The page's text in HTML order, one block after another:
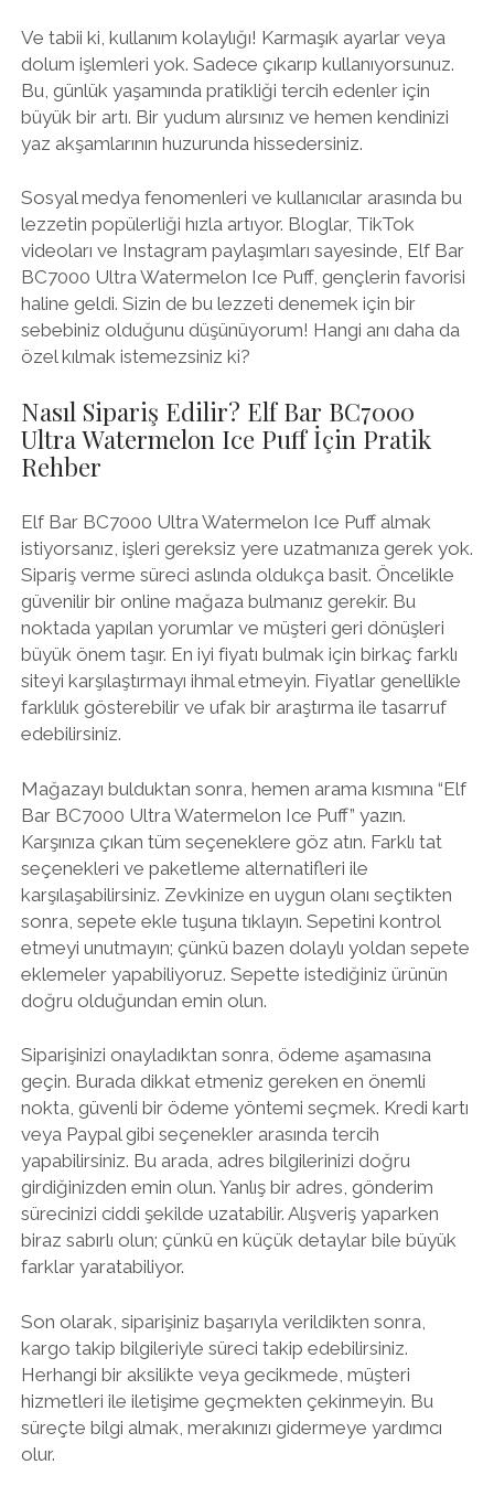
Ve tabii ki, kullanım kolaylığı! Karmaşık ayarlar veya
dolum işlemleri yok. Sadece çıkarıp kullanıyorsunuz.
Bu, günlük yaşamında pratikliği tercih edenler için
büyük bir artı. Bir yudum alırsınız ve hemen kendinizi
yaz akşamlarının huzurunda hissedersiniz.
Sosyal medya fenomenleri ve kullanıcılar arasında bu
lezzetin popülerliği hızla artıyor. Bloglar, TikTok
videoları ve Instagram paylaşımları sayesinde, Elf Bar
BC7000 Ultra Watermelon Ice Puff, gençlerin favorisi
haline geldi. Sizin de bu lezzeti denemek için bir
sebebiniz olduğunu düşünüyorum! Hangi anı daha da
özel kılmak istemezsiniz ki?
Nasıl Sipariş Edilir? Elf Bar BC7000
Ultra Watermelon Ice Puff İçin Pratik
Rehber
Elf Bar BC7000 Ultra Watermelon Ice Puff almak
istiyorsanız, işleri gereksiz yere uzatmanıza gerek yok.
Sipariş verme süreci aslında oldukça basit. Öncelikle
güvenilir bir online mağaza bulmanız gerekir. Bu
noktada yapılan yorumlar ve müşteri geri dönüşleri
büyük önem taşır. En iyi fiyatı bulmak için birkaç farklı
siteyi karşılaştırmayı ihmal etmeyin. Fiyatlar genellikle
farklılık gösterebilir ve ufak bir araştırma ile tasarruf
edebilirsiniz.
Mağazayı bulduktan sonra, hemen arama kısmına “Elf
Bar BC7000 Ultra Watermelon Ice Puff” yazın.
Karşınıza çıkan tüm seçeneklere göz atın. Farklı tat
seçenekleri ve paketleme alternatifleri ile
karşılaşabilirsiniz. Zevkinize en uygun olanı seçtikten
sonra, sepete ekle tuşuna tıklayın. Sepetini kontrol
etmeyi unutmayın; çünkü bazen dolaylı yoldan sepete
eklemeler yapabiliyoruz. Sepette istediğiniz ürünün
doğru olduğundan emin olun.
Siparişinizi onayladıktan sonra, ödeme aşamasına
geçin. Burada dikkat etmeniz gereken en önemli
nokta, güvenli bir ödeme yöntemi seçmek. Kredi kartı
veya Paypal gibi seçenekler arasında tercih
yapabilirsiniz. Bu arada, adres bilgilerinizi doğru
girdiğinizden emin olun. Yanlış bir adres, gönderim
sürecinizi ciddi şekilde uzatabilir. Alışveriş yaparken
biraz sabırlı olun; çünkü en küçük detaylar bile büyük
farklar yaratabiliyor.
Son olarak, siparişiniz başarıyla verildikten sonra,
kargo takip bilgileriyle süreci takip edebilirsiniz.
Herhangi bir aksilikte veya gecikmede, müşteri
hizmetleri ile iletişime geçmekten çekinmeyin. Bu
süreçte bilgi almak, merakınızı gidermeye yardımcı
olur.